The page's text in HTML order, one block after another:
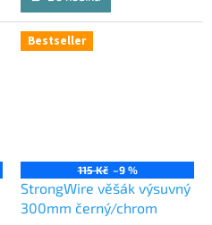
5
hvězdiček.
Bestseller
115 Kč –9 %
StrongWire věšák výsuvný
300mm černý/chrom